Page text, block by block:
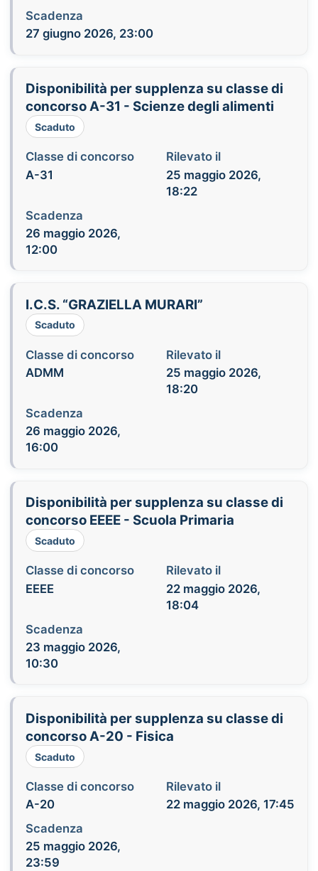
Scadenza
27 giugno 2026, 23:00
Disponibilità per supplenza su classe di
concorso A-31 - Scienze degli alimenti
Scaduto
Classe di concorso
A-31
Rilevato il
25 maggio 2026,
18:22
Scadenza
26 maggio 2026,
12:00
I.C.S. “GRAZIELLA MURARI”
Scaduto
Classe di concorso
ADMM
Rilevato il
25 maggio 2026,
18:20
Scadenza
26 maggio 2026,
16:00
Disponibilità per supplenza su classe di
concorso EEEE - Scuola Primaria
Scaduto
Classe di concorso
EEEE
Rilevato il
22 maggio 2026,
18:04
Scadenza
23 maggio 2026,
10:30
Disponibilità per supplenza su classe di
concorso A-20 - Fisica
Scaduto
Classe di concorso
A-20
Rilevato il
22 maggio 2026, 17:45
Scadenza
25 maggio 2026,
23:59